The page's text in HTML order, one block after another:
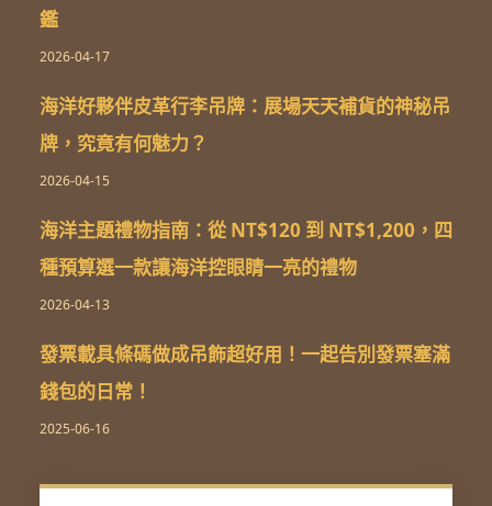
鑑
2026-04-17
海洋好夥伴皮革行李吊牌：展場天天補貨的神秘吊
牌，究竟有何魅力？
2026-04-15
海洋主題禮物指南：從 NT$120 到 NT$1,200，四
種預算選一款讓海洋控眼睛一亮的禮物
2026-04-13
發票載具條碼做成吊飾超好用！一起告別發票塞滿
錢包的日常！
2025-06-16